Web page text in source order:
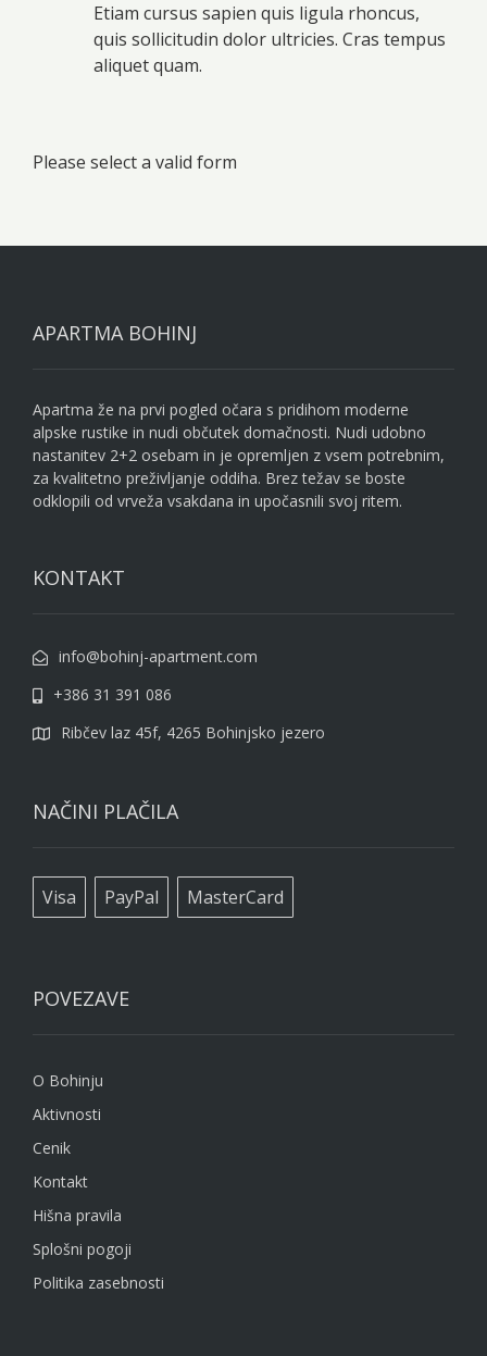
Etiam cursus sapien quis ligula rhoncus,
quis sollicitudin dolor ultricies. Cras tempus
aliquet quam.
Please select a valid form
APARTMA BOHINJ
Apartma že na prvi pogled očara s pridihom moderne
alpske rustike in nudi občutek domačnosti. Nudi udobno
nastanitev 2+2 osebam in je opremljen z vsem potrebnim,
za kvalitetno preživljanje oddiha. Brez težav se boste
odklopili od vrveža vsakdana in upočasnili svoj ritem.
KONTAKT
info@bohinj-apartment.com
+386 31 391 086
Ribčev laz 45f, 4265 Bohinjsko jezero
NAČINI PLAČILA
Visa PayPal MasterCard
POVEZAVE
O Bohinju
Aktivnosti
Cenik
Kontakt
Hišna pravila
Splošni pogoji
Politika zasebnosti